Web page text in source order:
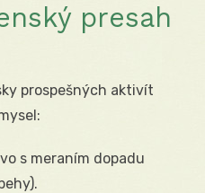
presah
prospešných aktivít
s meraním dopadu